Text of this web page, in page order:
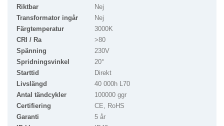
Riktbar
Nej
Transformator ingår
Nej
Färgtemperatur
3000K
CRI / Ra
>80
Spänning
230V
Spridningsvinkel
20°
Starttid
Direkt
Livslängd
40 000h L70
Antal tändcykler
100000 ggr
Certifiering
CE, RoHS
Garanti
5 år